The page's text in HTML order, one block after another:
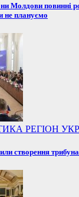
Молдови повинні
не плануємо
РЕГІОН
створення